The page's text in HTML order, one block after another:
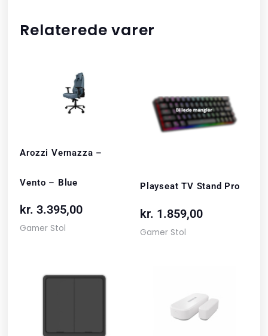
Relaterede varer
Arozzi Vernazza –
Vento – Blue
kr. 3.395,00
Gamer Stol
Playseat TV Stand Pro
kr. 1.859,00
Gamer Stol